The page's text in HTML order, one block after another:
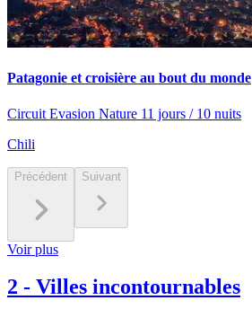
Patagonie et croisière au bout du monde
Circuit Evasion Nature 11 jours / 10 nuits
Chili
Précédent Suivant
Voir plus
2 - Villes incontournables